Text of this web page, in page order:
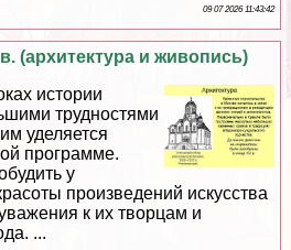
09 07 2026 11:43:42
(архитектура и живопись)
истории
трудностями
уделяется
программе.
у
произведений искусства
к их творцам и
...